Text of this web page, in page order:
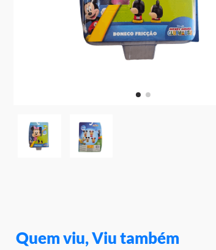
Quem viu, Viu também